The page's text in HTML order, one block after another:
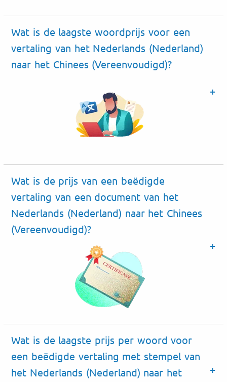
Wat is de laagste woordprijs voor een
vertaling van het Nederlands (Nederland)
naar het Chinees (Vereenvoudigd)?
Wat is de prijs van een beëdigde
vertaling van een document van het
Nederlands (Nederland) naar het Chinees
(Vereenvoudigd)?
Wat is de laagste prijs per woord voor
een beëdigde vertaling met stempel van
het Nederlands (Nederland) naar het